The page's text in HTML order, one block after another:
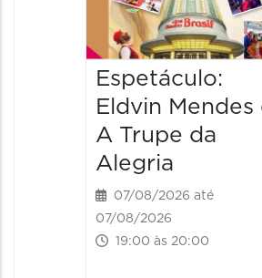
Espetáculo:
Eldvin Mendes
A Trupe da
Alegria
07/08/2026 até
07/08/2026
19:00 às 20:00